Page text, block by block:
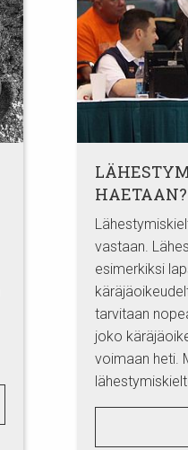
HAETAAN?
vastaan.
esimerkiksi
tarvitaan
joko
voimaan heti.